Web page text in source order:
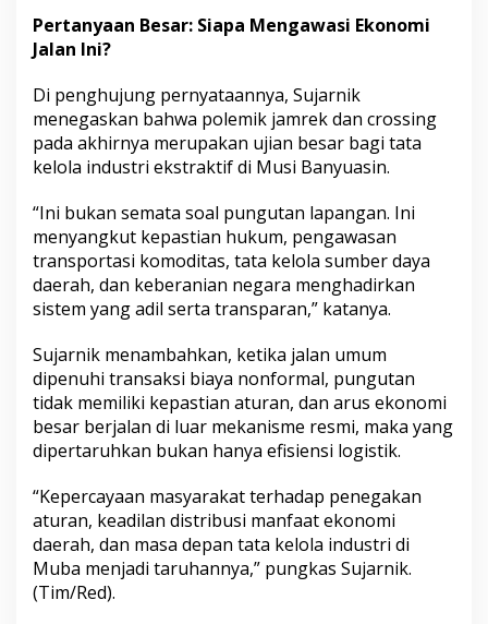
Pertanyaan Besar: Siapa Mengawasi Ekonomi
Jalan Ini?
Di penghujung pernyataannya, Sujarnik
menegaskan bahwa polemik jamrek dan crossing
pada akhirnya merupakan ujian besar bagi tata
kelola industri ekstraktif di Musi Banyuasin.
“Ini bukan semata soal pungutan lapangan. Ini
menyangkut kepastian hukum, pengawasan
transportasi komoditas, tata kelola sumber daya
daerah, dan keberanian negara menghadirkan
sistem yang adil serta transparan,” katanya.
Sujarnik menambahkan, ketika jalan umum
dipenuhi transaksi biaya nonformal, pungutan
tidak memiliki kepastian aturan, dan arus ekonomi
besar berjalan di luar mekanisme resmi, maka yang
dipertaruhkan bukan hanya efisiensi logistik.
“Kepercayaan masyarakat terhadap penegakan
aturan, keadilan distribusi manfaat ekonomi
daerah, dan masa depan tata kelola industri di
Muba menjadi taruhannya,” pungkas Sujarnik.
(Tim/Red).